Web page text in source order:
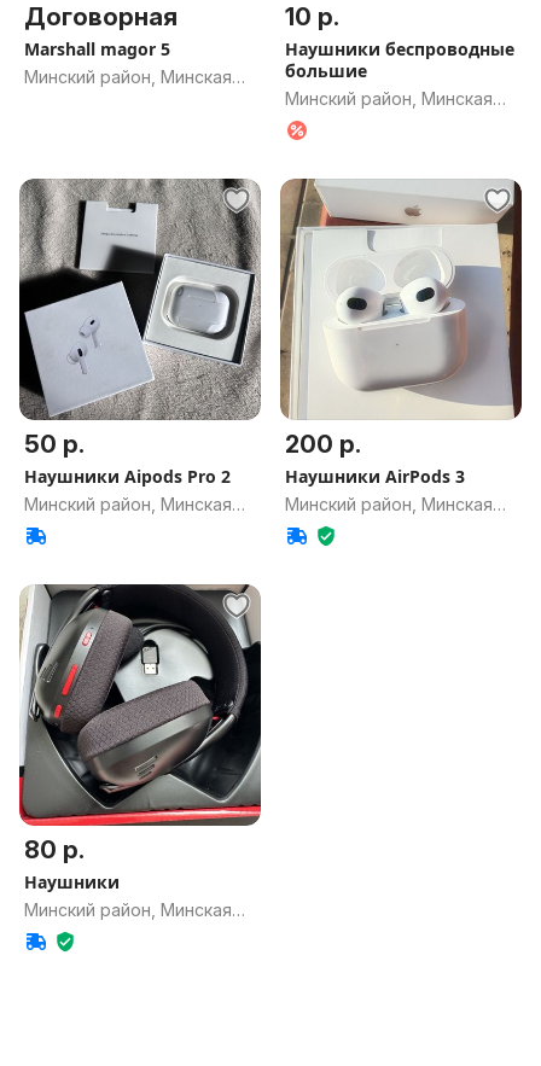
Договорная
Marshall magor 5
Минский район, Минская
10 р.
Наушники беспроводные
большие
Минский район, Минская
обл.
50 р.
Наушники Aipods Pro 2
Минский район, Минская
обл.
200 р.
Наушники AirPods 3
Минский район, Минская
обл.
80 р.
Наушники
Минский район, Минская
обл.